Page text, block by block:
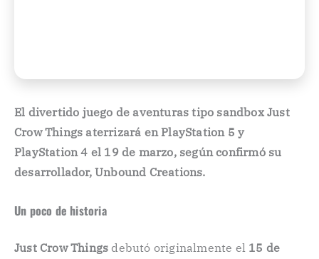
El divertido juego de aventuras tipo sandbox Just
Crow Things aterrizará en PlayStation 5 y
PlayStation 4 el 19 de marzo, según confirmó su
desarrollador, Unbound Creations.
Un poco de historia
Just Crow Things debutó originalmente el 15 de